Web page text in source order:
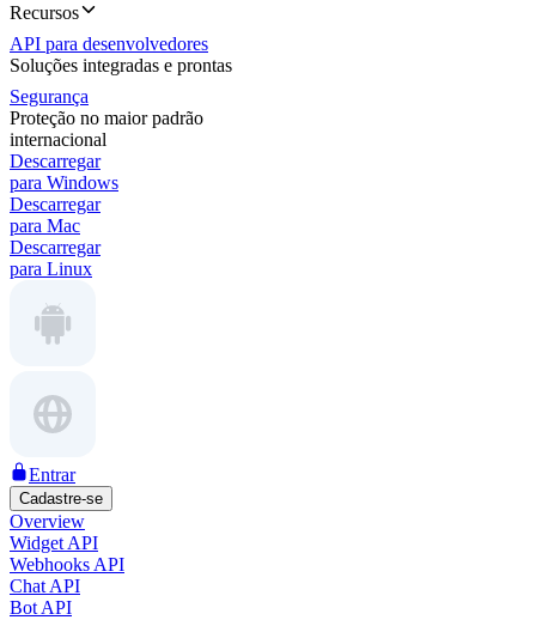
Recursos
API para desenvolvedores
Soluções integradas e prontas
Segurança
Proteção no maior padrão
internacional
Descarregar
para Windows
Descarregar
para Mac
Descarregar
para Linux
Entrar
Cadastre-se
Overview
Widget API
Webhooks API
Chat API
Bot API